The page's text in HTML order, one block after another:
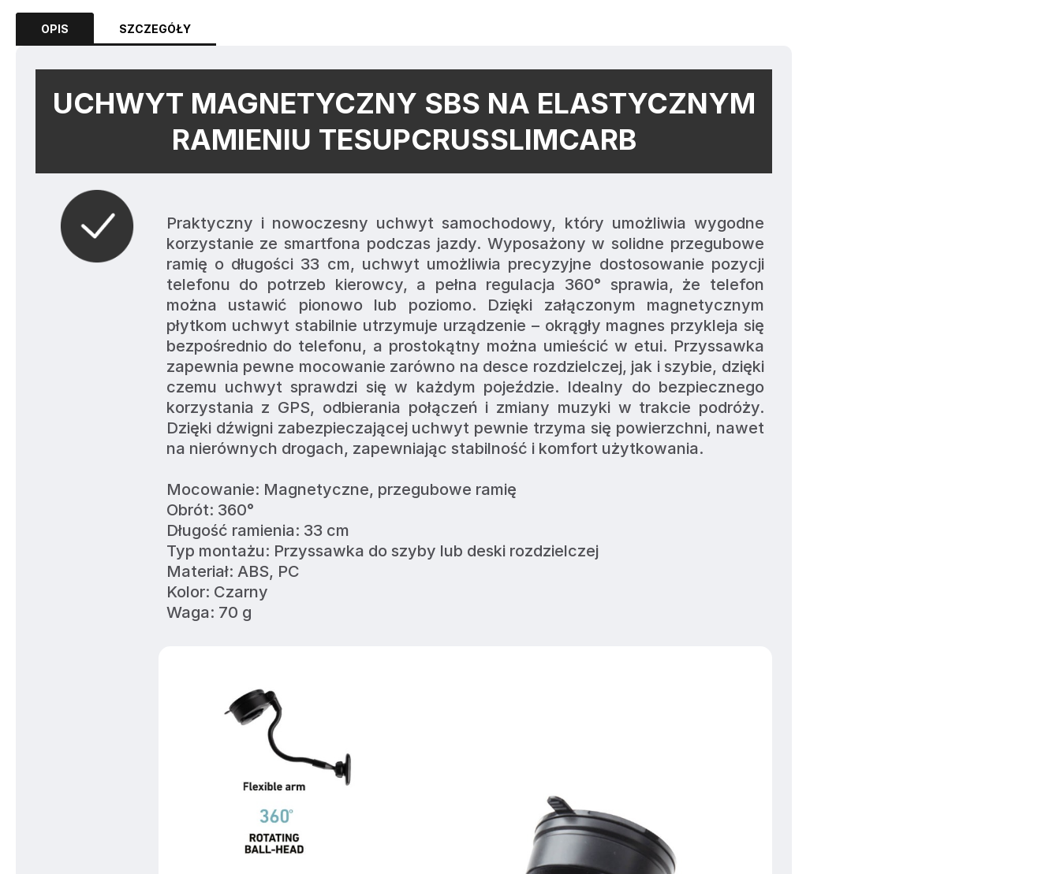
OPIS
UCHWYT MAGNETYCZNY SBS NA ELASTYCZNYM
RAMIENIU TESUPCRUSSLIMCARB
Praktyczny i nowoczesny uchwyt samochodowy, który umożliwia wygodne
korzystanie ze smartfona podczas jazdy. Wyposażony w solidne przegubowe
ramię o długości 33 cm, uchwyt umożliwia precyzyjne dostosowanie pozycji
telefonu do potrzeb kierowcy, a pełna regulacja 360° sprawia, że telefon
można ustawić pionowo lub poziomo. Dzięki załączonym magnetycznym
płytkom uchwyt stabilnie utrzymuje urządzenie – okrągły magnes przykleja się
bezpośrednio do telefonu, a prostokątny można umieścić w etui. Przyssawka
zapewnia pewne mocowanie zarówno na desce rozdzielczej, jak i szybie, dzięki
czemu uchwyt sprawdzi się w każdym pojeździe. Idealny do bezpiecznego
korzystania z GPS, odbierania połączeń i zmiany muzyki w trakcie podróży.
Dzięki dźwigni zabezpieczającej uchwyt pewnie trzyma się powierzchni, nawet
na nierównych drogach, zapewniając stabilność i komfort użytkowania.
Mocowanie: Magnetyczne, przegubowe ramię
Obrót: 360°
Długość ramienia: 33 cm
Typ montażu: Przyssawka do szyby lub deski rozdzielczej
Materiał: ABS, PC
Kolor: Czarny
Waga: 70 g
SZCZEGÓŁY